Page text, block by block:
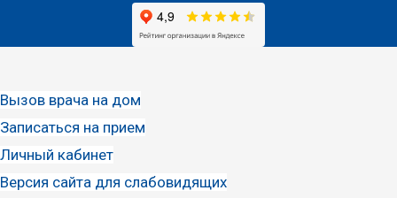
Вызов врача на дом
Записаться на прием
Личный кабинет
Версия сайта для слабовидящих